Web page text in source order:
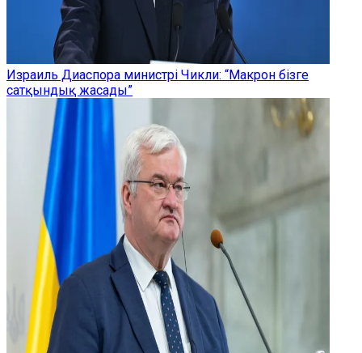
Израиль Диаспора министрі Чикли: “Макрон бізге
сатқындық жасады”